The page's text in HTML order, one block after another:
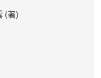
(著)